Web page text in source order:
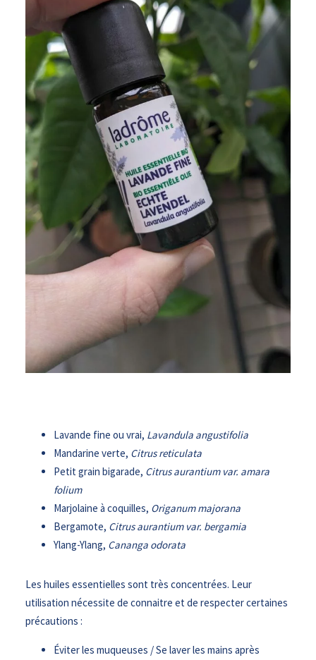
Lavande fine ou vrai, Lavandula angustifolia
Mandarine verte, Citrus reticulata
Petit grain bigarade, Citrus aurantium var. amara
folium
Marjolaine à coquilles, Origanum majorana
Bergamote, Citrus aurantium var. bergamia
Ylang-Ylang, Cananga odorata
Les huiles essentielles sont très concentrées. Leur
utilisation nécessite de connaitre et de respecter certaines
précautions :
Éviter les muqueuses / Se laver les mains après